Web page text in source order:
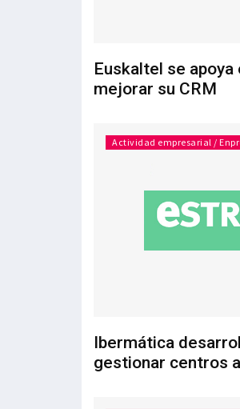
Euskaltel se
mejorar su CRM
Actividad empresarial /
Ibermática
gestionar centros